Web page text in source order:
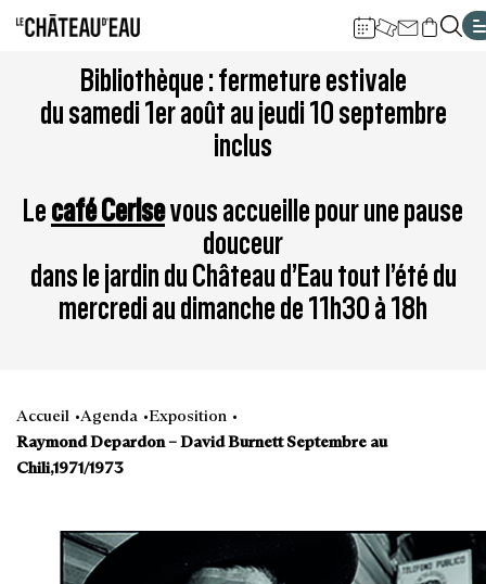
Aller
contenu
Aller
à
la
navigation
à
la
recherche
Aller
au
pied
plan
Bibliothèque : fermeture estivale
du samedi 1er août au jeudi 10 septembre
inclus
Lecafé Cerisevous accueille pour une pause
douceur
dans le jardin du Château d’Eau tout l’été du
mercredi au dimanche de 11h30 à 18h
Accueil Agenda Exposition
Raymond Depardon – David Burnett Septembre au
Chili,1971/1973